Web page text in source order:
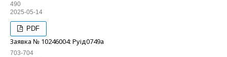
490
2025-05-14
PDF
Заявка № 10246004: Руід0749а
703-704